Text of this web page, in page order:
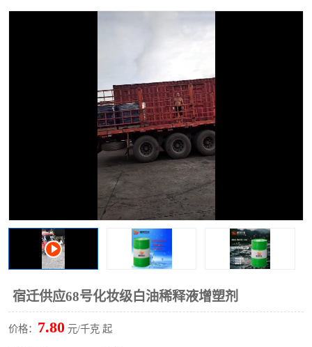
宿迁供应68号化妆级白油稀释液增塑剂
价格： 7.80 元/千克 起
46+68号化妆级白油